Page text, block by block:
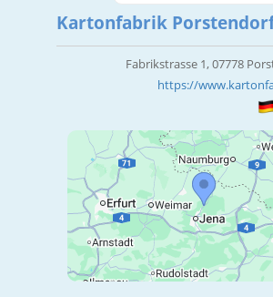
Kartonfabrik
Fabrikstrasse 1, 07778
https://